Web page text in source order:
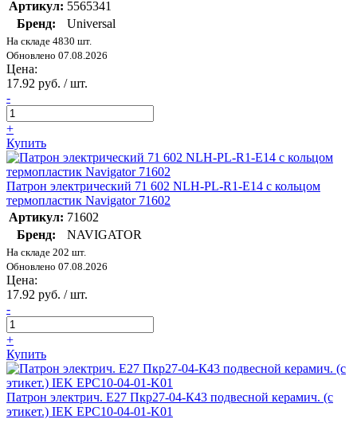
Артикул: 5565341
Бренд:
Universal
На складе 4830 шт.
Обновлено 07.08.2026
Цена:
17.92 руб. / шт.
-
+
Купить
Патрон электрический 71 602 NLH-PL-R1-E14 с кольцом
термопластик Navigator 71602
Артикул: 71602
Бренд:
NAVIGATOR
На складе 202 шт.
Обновлено 07.08.2026
Цена:
17.92 руб. / шт.
-
+
Купить
Патрон электрич. E27 Пкр27-04-К43 подвесной керамич. (с
этикет.) IEK EPC10-04-01-K01